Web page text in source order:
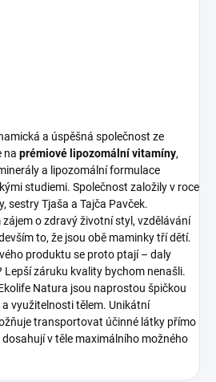
a úspěšná společnost ze
na prémiové lipozomální vitamíny,
a lipozomální formulace
studiemi. Společnost založily v roce
sestry Tjaša a Tajča Pavček.
o zdravý životní styl, vzdělávání
to, že jsou obě maminky tří dětí.
produktu se proto ptají – daly
Lepší záruku kvality bychom nenašli.
Natura jsou naprostou špičkou
využitelnosti tělem. Unikátní
transportovat účinné látky přímo
v těle maximálního možného